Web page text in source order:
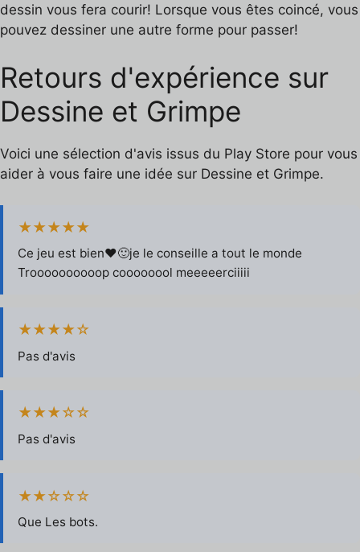
dessin vous fera courir! Lorsque vous êtes coincé, vous
pouvez dessiner une autre forme pour passer!
Retours d'expérience sur
Dessine et Grimpe
Voici une sélection d'avis issus du Play Store pour vous
aider à vous faire une idée sur Dessine et Grimpe.
★★★★★
Ce jeu est bien❤🙂je le conseille a tout le monde
Troooooooooop coooooool meeeeerciiiii
★★★★☆
Pas d'avis
★★★☆☆
Pas d'avis
★★☆☆☆
Que Les bots.